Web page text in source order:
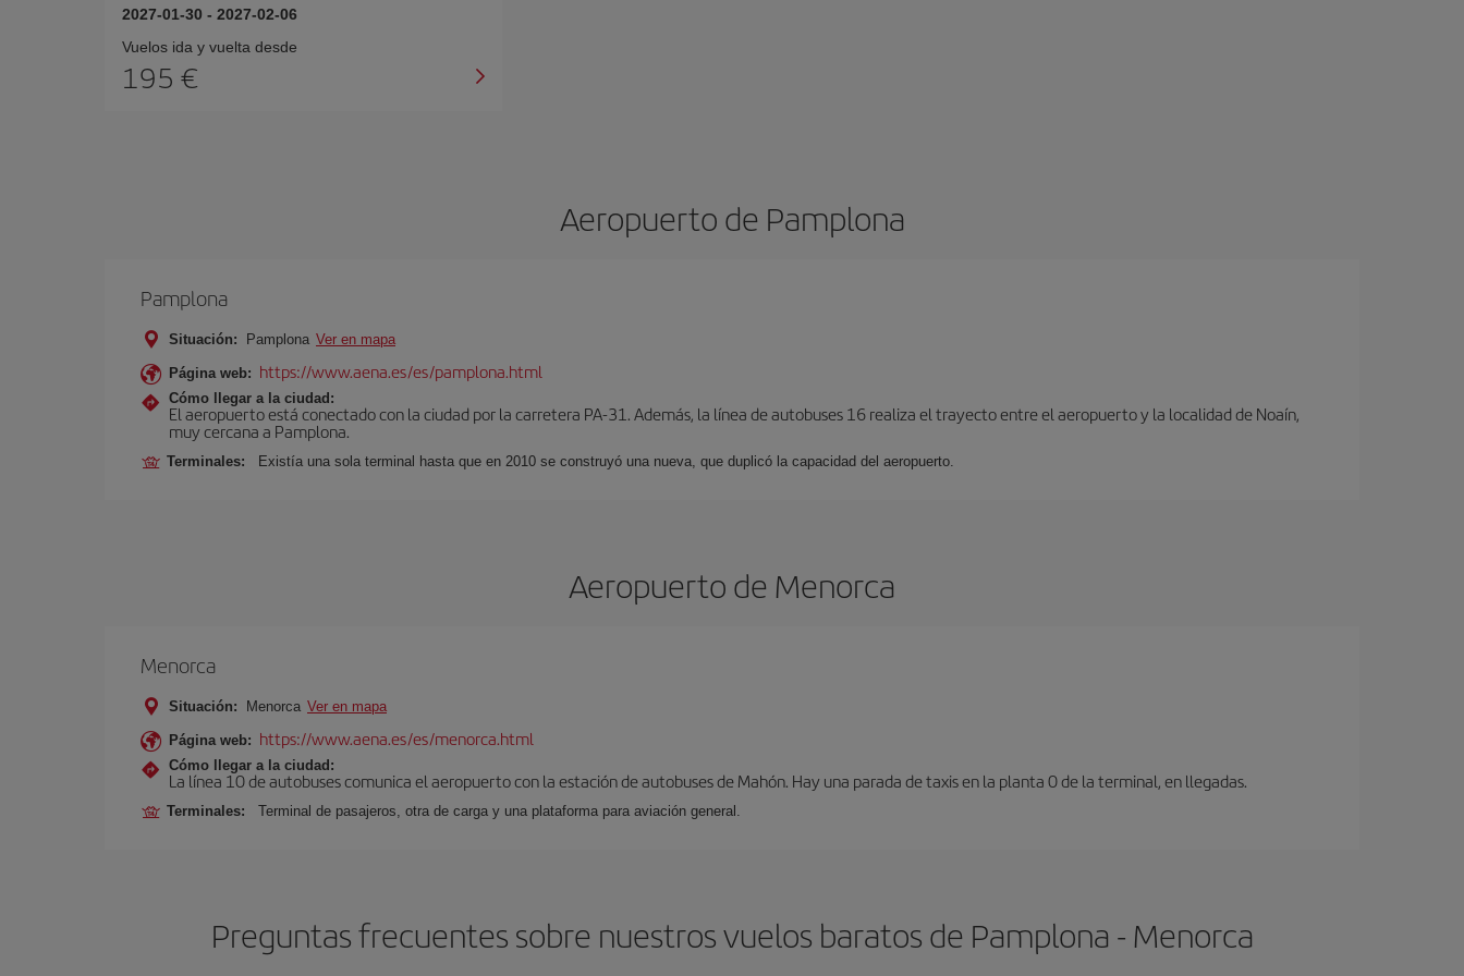
2027-01-30 - 2027-02-06
Vuelos ida y vuelta desde
195 €
Aeropuerto de Pamplona
Pamplona
Situación: Pamplona Ver en mapa
Página web: https://www.aena.es/es/pamplona.html
Cómo llegar a la ciudad:
El aeropuerto está conectado con la ciudad por la carretera PA-31. Además, la línea de autobuses 16 realiza el trayecto entre el aeropuerto y la localidad de Noaín,
muy cercana a Pamplona.
Terminales: Existía una sola terminal hasta que en 2010 se construyó una nueva, que duplicó la capacidad del aeropuerto.
Aeropuerto de Menorca
Menorca
Situación: Menorca Ver en mapa
Página web: https://www.aena.es/es/menorca.html
Cómo llegar a la ciudad:
La línea 10 de autobuses comunica el aeropuerto con la estación de autobuses de Mahón. Hay una parada de taxis en la planta 0 de la terminal, en llegadas.
Terminales: Terminal de pasajeros, otra de carga y una plataforma para aviación general.
Preguntas frecuentes sobre nuestros vuelos baratos de Pamplona - Menorca